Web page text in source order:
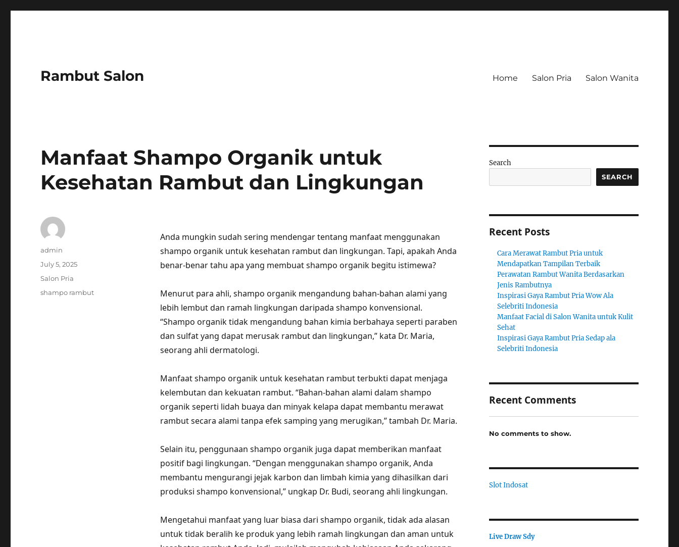
Rambut Salon Home Salon Pria Salon Wanita
Manfaat Shampo Organik untuk
Kesehatan Rambut dan Lingkungan
Anda mungkin sudah sering mendengar tentang manfaat menggunakan
shampo organik untuk kesehatan rambut dan lingkungan. Tapi, apakah Anda
benar-benar tahu apa yang membuat shampo organik begitu istimewa?
Menurut para ahli, shampo organik mengandung bahan-bahan alami yang
lebih lembut dan ramah lingkungan daripada shampo konvensional.
“Shampo organik tidak mengandung bahan kimia berbahaya seperti paraben
dan sulfat yang dapat merusak rambut dan lingkungan,” kata Dr. Maria,
seorang ahli dermatologi.
Manfaat shampo organik untuk kesehatan rambut terbukti dapat menjaga
kelembutan dan kekuatan rambut. “Bahan-bahan alami dalam shampo
organik seperti lidah buaya dan minyak kelapa dapat membantu merawat
rambut secara alami tanpa efek samping yang merugikan,” tambah Dr. Maria.
Selain itu, penggunaan shampo organik juga dapat memberikan manfaat
positif bagi lingkungan. “Dengan menggunakan shampo organik, Anda
membantu mengurangi jejak karbon dan limbah kimia yang dihasilkan dari
produksi shampo konvensional,” ungkap Dr. Budi, seorang ahli lingkungan.
Mengetahui manfaat yang luar biasa dari shampo organik, tidak ada alasan
untuk tidak beralih ke produk yang lebih ramah lingkungan dan aman untuk
Author
admin
Posted
July 5, 2025
Categories
Salon Pria
Tags
shampo rambut
Search
SEARCH
Recent Posts
Cara Merawat Rambut Pria untuk
Mendapatkan Tampilan Terbaik
Perawatan Rambut Wanita Berdasarkan
Jenis Rambutnya
Inspirasi Gaya Rambut Pria Wow Ala
Selebriti Indonesia
Manfaat Facial di Salon Wanita untuk Kulit
Sehat
Inspirasi Gaya Rambut Pria Sedap ala
Selebriti Indonesia
Recent Comments
No comments to show.
Slot Indosat
Live Draw Sdy